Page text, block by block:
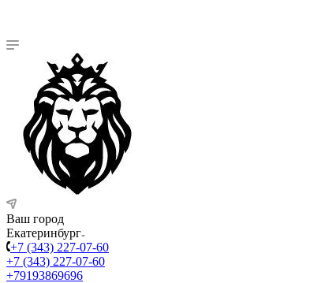
Ваш город
Екатеринбург
+7 (343) 227-07-60
+7 (343) 227-07-60
+79193869696